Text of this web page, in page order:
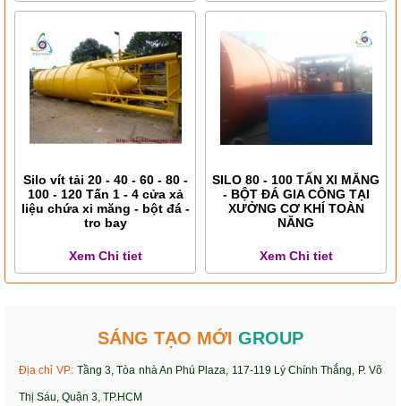
Silo vít tải 20 - 40 - 60 - 80 -
100 - 120 Tấn 1 - 4 cửa xả
liệu chứa xi măng - bột đá -
tro bay
Xem Chi tiet
SILO 80 - 100 TẤN XI MĂNG
- BỘT ĐÁ GIA CÔNG TẠI
XƯỞNG CƠ KHÍ TOÀN
NĂNG
Xem Chi tiet
SÁNG TẠO MỚI GROUP
Địa chỉ VP: Tầng 3, Tòa nhà An Phú Plaza, 117-119 Lý Chính Thắng, P. Võ
Thị Sáu, Quận 3, TP.HCM